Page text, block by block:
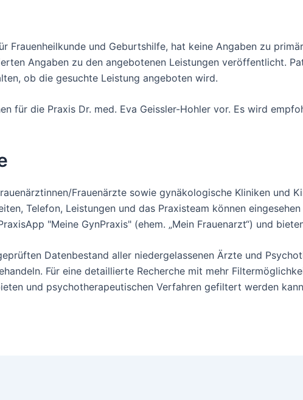
Frauenheilkunde und Geburtshilfe, hat keine Angaben zu
Angaben zu den angebotenen Leistungen veröffentlicht.
ob die gesuchte Leistung angeboten wird.
für die Praxis Dr. med. Eva Geissler-Hohler vor. Es wird
Frauenärzte sowie gynäkologische Kliniken und
Telefon, Leistungen und das Praxisteam können
"Meine GynPraxis" (ehem. „Mein Frauenarzt“) und
Datenbestand aller niedergelassenen Ärzte und
Für eine detaillierte Recherche mit mehr
und psychotherapeutischen Verfahren gefiltert werden